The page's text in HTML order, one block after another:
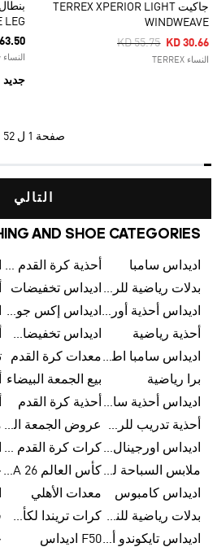
جاكيت TERREX XPERIOR LIGHT
WINDWEAVE
Price Reduced
KD 55.75ToKD 30.66
النساء TERREX
LEG
النساء adidas by Stella McCartney
جديد
صفحة 1 ل 52
التالي
AND SHOE CATEGORIES
اديداس سامبا أحذية كرة القدم للرجال
بدلات رياضية للرجال اديداس تخفيضات
اديداس أحذية أورجينالز
اديداس إكس جود بيلينغهام
أحذية رياضية
اديداس تخفيضات للأطفال
اديداس سامبا اطفالمعدات كرة القدم
برا رياضية
بيع الجمعة البيضاء
اديداس أحذية سامبا للنساء أحذية كرة القدم
أحذية تدريب للرجال
عروض الجمعة البيضاء للرجال
اديداس اورجينال ملابس
كرات كرة القدم للرجال
ملابس السباحة للرجال
كأس العالم FIFA 26™
اديداس كامبوس
معدات الأهلي
بدلات رياضية للنساء
كرات تريندا لكأس العالم FIFA 26™
اديداس تايكوندو أورجنالزF50 اديداس